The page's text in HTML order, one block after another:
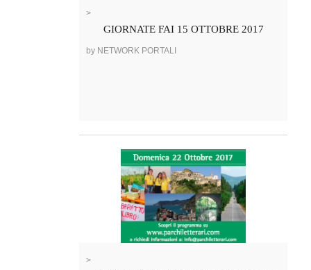
>
GIORNATE FAI 15 OTTOBRE 2017
by NETWORK PORTALI
>